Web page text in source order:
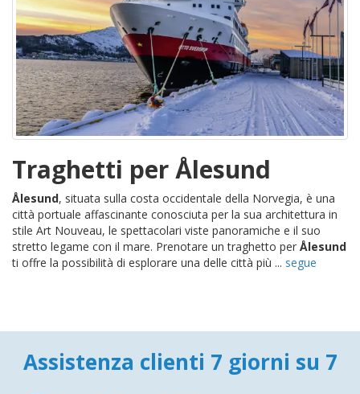
Traghetti per Ålesund
Ålesund, situata sulla costa occidentale della Norvegia, è una
città portuale affascinante conosciuta per la sua architettura in
stile Art Nouveau, le spettacolari viste panoramiche e il suo
stretto legame con il mare. Prenotare un traghetto per Ålesund
ti offre la possibilità di esplorare una delle città più ... segue
Assistenza clienti 7 giorni su 7